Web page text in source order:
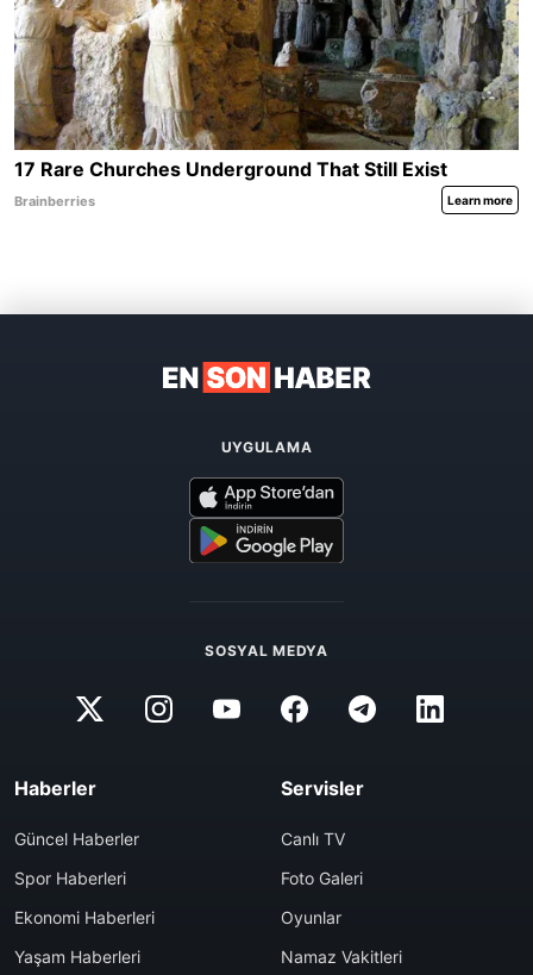
UYGULAMA
SOSYAL MEDYA
Haberler
Güncel Haberler
Spor Haberleri
Ekonomi Haberleri
Yaşam Haberleri
Servisler
Canlı TV
Foto Galeri
Oyunlar
Namaz Vakitleri